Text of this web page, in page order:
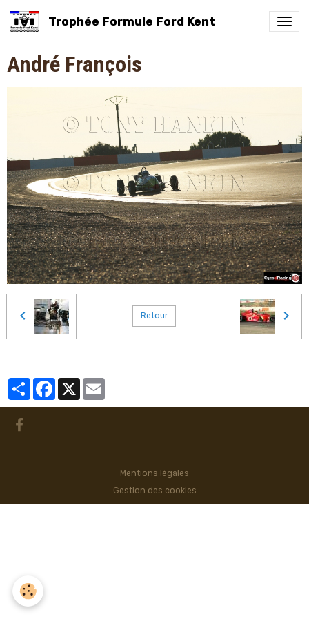
Trophée Formule Ford Kent
André François
Retour
PartagerFacebook
X
Mentions légales
Gestion des cookies